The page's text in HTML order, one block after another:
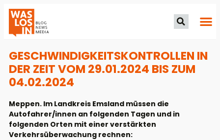
GESCHWINDIGKEITSKONTROLLEN IN
DER ZEIT VOM 29.01.2024 BIS ZUM
04.02.2024
Meppen. Im Landkreis Emsland müssen die
Autofahrer/innen an folgenden Tagen und in
folgenden Orten mit einer verstärkten
Verkehrsüberwachung rechnen: